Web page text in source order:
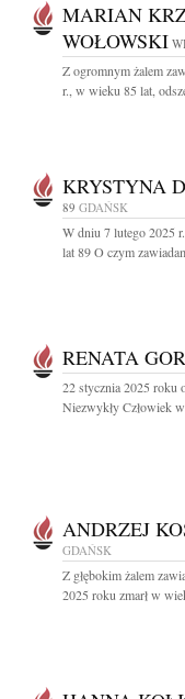
MARIAN
WOŁOWSKI
Z ogromnym żalem
r., w wieku 85 lat,
KRYSTYNA
89 GDAŃSK
W dniu 7 lutego 2025
lat 89 O czym
RENATA
22 stycznia 2025 roku
Niezwykły Człowiek
ANDRZEJ
GDAŃSK
Z głębokim żalem
2025 roku zmarł w